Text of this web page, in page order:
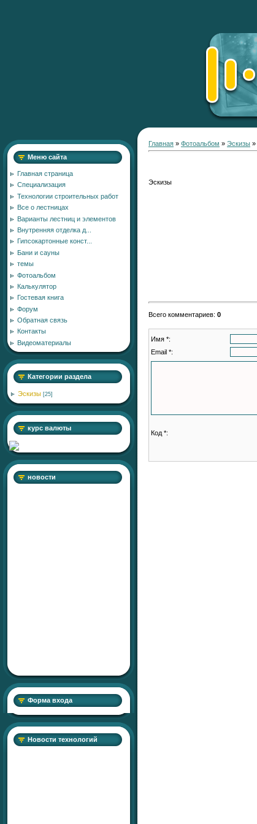
Меню сайта
Главная страница
Специализация
Технологии строительных работ
Все о лестницах
Варианты лестниц и элементов
Внутренняя отделка д...
Гипсокартонные конст...
Бани и сауны
темы
Фотоальбом
Калькулятор
Гостевая книга
Форум
Обратная связь
Контакты
Видеоматериалы
Категории раздела
Эскизы [25]
курс валюты
новости
Форма входа
Новости технологий
Главная » Фотоальбом » Эскизы »
Эскизы
Всего комментариев: 0
Имя *:
Email *:
Код *: